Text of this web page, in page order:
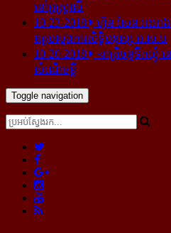
នៅ​អូស្ត្រាលី
10-23-2018
ហ៊ុន សែន អះអាង​
ឧត្តម​ស្នងការ​សិទ្ធិ​មនុស្ស អ.ស.ប
10-20-2018
«រាត្រីចន្ទទឹកឃ្មុំ
សំណើចខ្លី
Toggle navigation